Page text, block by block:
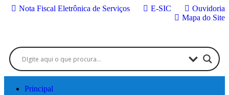
Nota Fiscal Eletrônica de Serviços E-SIC
Ouvidoria
Mapa do Site
Principal